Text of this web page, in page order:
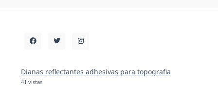
Dianas reflectantes adhesivas para topografia
41 vistas